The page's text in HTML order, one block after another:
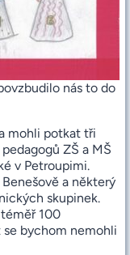
nás to do
mohli potkat tři
ZŠ a MŠ
v Petroupimi.
a některý
skupinek.
100
bychom nemohli